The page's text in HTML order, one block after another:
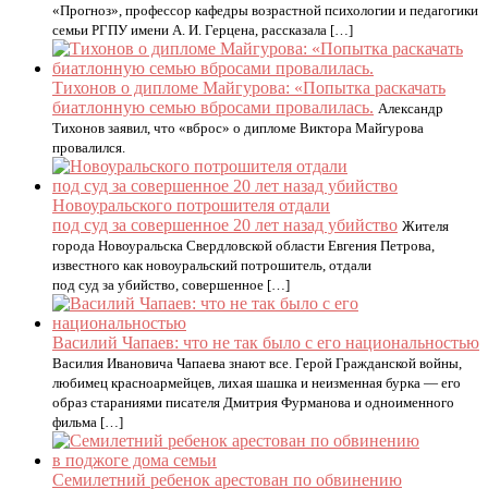
«Прогноз», профессор кафедры возрастной психологии и педагогики
семьи РГПУ имени А. И. Герцена, рассказала […]
Тихонов о дипломе Майгурова: «Попытка раскачать
биатлонную семью вбросами провалилась. Александр
Тихонов заявил, что «вброс» о дипломе Виктора Майгурова
провалился.
Новоуральского потрошителя отдали
под суд за совершенное 20 лет назад убийство Жителя
города Новоуральска Свердловской области Евгения Петрова,
известного как новоуральский потрошитель, отдали
под суд за убийство, совершенное […]
Василий Чапаев: что не так было с его национальностью
Василия Ивановича Чапаева знают все. Герой Гражданской войны,
любимец красноармейцев, лихая шашка и неизменная бурка — его
образ стараниями писателя Дмитрия Фурманова и одноименного
фильма […]
Семилетний ребенок арестован по обвинению